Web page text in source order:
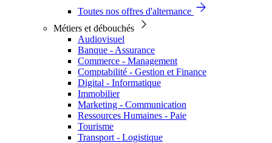
Toutes nos offres d'alternance
Métiers et débouchés
Audiovisuel
Banque - Assurance
Commerce - Management
Comptabilité - Gestion et Finance
Digital - Informatique
Immobilier
Marketing - Communication
Ressources Humaines - Paie
Tourisme
Transport - Logistique